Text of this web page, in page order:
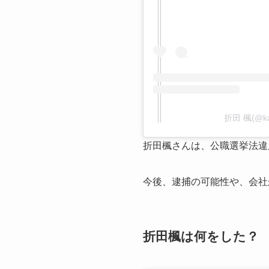
折田 楓
折田楓さんは、公職選挙法
今後、逮捕の可能性や、会
折田楓は何をした？